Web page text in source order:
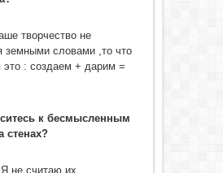
творчество не
земными словами ,то что
: создаем + дарим =
к бесмысленным
стенах?
не считаю их